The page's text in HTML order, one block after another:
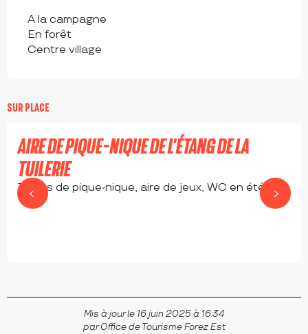
A la campagne
En forêt
Centre village
SUR PLACE
AIRE DE PIQUE-NIQUE DE L'ÉTANG DE LA
TUILERIE
Tables de pique-nique, aire de jeux, WC en été.
ESSERTINES-EN-DONZY
Mis à jour le 16 juin 2025 à 16:34
par Office de Tourisme Forez Est